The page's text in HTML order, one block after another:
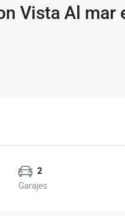
Vista Al mar
2
Garajes